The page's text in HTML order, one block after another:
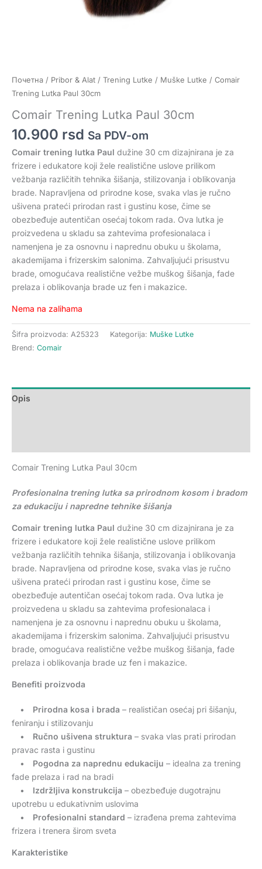
Почетна / Pribor & Alat / Trening Lutke / Muške Lutke / Comair
Trening Lutka Paul 30cm
Comair Trening Lutka Paul 30cm
10.900 rsd Sa PDV-om
Comair trening lutka Paul dužine 30 cm dizajnirana je za
frizere i edukatore koji žele realistične uslove prilikom
vežbanja različitih tehnika šišanja, stilizovanja i oblikovanja
brade. Napravljena od prirodne kose, svaka vlas je ručno
ušivena prateći prirodan rast i gustinu kose, čime se
obezbeđuje autentičan osećaj tokom rada. Ova lutka je
proizvedena u skladu sa zahtevima profesionalaca i
namenjena je za osnovnu i naprednu obuku u školama,
akademijama i frizerskim salonima. Zahvaljujući prisustvu
brade, omogućava realistične vežbe muškog šišanja, fade
prelaza i oblikovanja brade uz fen i makazice.
Nema na zalihama
Šifra proizvoda: A25323 Kategorija: Muške Lutke
Brend: Comair
Opis
Comair Trening Lutka Paul 30cm
Profesionalna trening lutka sa prirodnom kosom i bradom
za edukaciju i napredne tehnike šišanja
Comair trening lutka Paul dužine 30 cm dizajnirana je za
frizere i edukatore koji žele realistične uslove prilikom
vežbanja različitih tehnika šišanja, stilizovanja i oblikovanja
brade. Napravljena od prirodne kose, svaka vlas je ručno
ušivena prateći prirodan rast i gustinu kose, čime se
obezbeđuje autentičan osećaj tokom rada. Ova lutka je
proizvedena u skladu sa zahtevima profesionalaca i
namenjena je za osnovnu i naprednu obuku u školama,
akademijama i frizerskim salonima. Zahvaljujući prisustvu
brade, omogućava realistične vežbe muškog šišanja, fade
prelaza i oblikovanja brade uz fen i makazice.
Benefiti proizvoda
• Prirodna kosa i brada – realističan osećaj pri šišanju,
feniranju i stilizovanju
• Ručno ušivena struktura – svaka vlas prati prirodan
pravac rasta i gustinu
• Pogodna za naprednu edukaciju – idealna za trening
fade prelaza i rad na bradi
• Izdržljiva konstrukcija – obezbeđuje dugotrajnu
upotrebu u edukativnim uslovima
• Profesionalni standard – izrađena prema zahtevima
frizera i trenera širom sveta
Karakteristike